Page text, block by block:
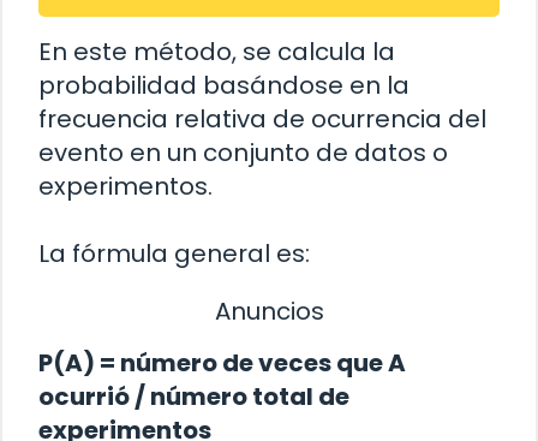
En este método, se calcula la
probabilidad basándose en la
frecuencia relativa de ocurrencia del
evento en un conjunto de datos o
experimentos.
La fórmula general es:
Anuncios
P(A) = número de veces que A
ocurrió / número total de
experimentos